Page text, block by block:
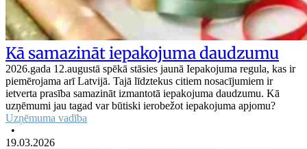
Kā samazināt iepakojuma daudzumu
2026.gada 12.augustā spēkā stāsies jaunā Iepakojuma regula, kas ir
piemērojama arī Latvijā. Tajā līdztekus citiem nosacījumiem ir
ietverta prasība samazināt izmantotā iepakojuma daudzumu. Kā
uzņēmumi jau tagad var būtiski ierobežot iepakojuma apjomu?
Uzņēmuma vadība
•
19.03.2026